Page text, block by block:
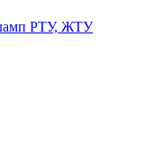
РТУ, ЖТУ